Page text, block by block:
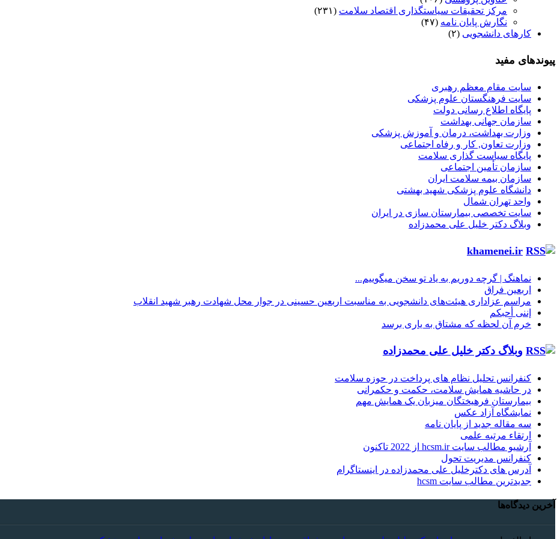
مرکز تحقیقات سیاستگذاری اقتصاد سلامت (۲۳۱)
نگارش پایان نامه (۴۷)
کارهای دانشجویی (۲)
پیوندهای مفید
سایت مقام معظم رهبری
سایت فرهنگستان علوم پزشکی
پایگاه اطلاع رسانی دولت
سازمان جهانی بهداشت
وزارت بهداشت، درمان و آموزش پزشکی
وزارت تعاون, کار و رفاه اجتماعی
پایگاه سیاست گذاری سلامت
سازمان تأمین اجتماعی
سازمان بیمه سلامت ایران
دانشگاه علوم پزشکی شهید بهشتی
واحد تهران شمال
سایت تخصصی بیمارستان سازی در ایران
وبلاگ دکتر خلیل علی محمدزاده
khamenei.ir
نماهنگ |‌ گرچه دوریم به یاد تو سخن میگوییم...
اربعین فراق
مراسم عزاداری هیئت‌های دانشجویی به مناسبت اربعین حسینی در جوار محل شهادت رهبر شهید انقلاب
إننی أحبکم
خرم آن لحظه که مشتاق به یاری برسد
وبلاگ دکتر خلیل علی محمدزاده
کنفرانس تحلیل نظام های پرداخت در حوزه سلامت
در حاشیه همایش سلامت، حکمت و حکمرانی
بیمارستان فرهیختگان میزبان یک همایش مهم
نمایشگاه آزاد عکس
سه مقاله جدید از پایان نامه
ارتقاء مرتبه علمی
آرشیو مطالب سایت hcsm.ir از 2022 تاکنون
کنفرانس مدیریت تحول
آدرس های دکترخلیل علی محمدزاده در اینستاگرام
جدیدترین مطالب سایت hcsm
آخرین دیدگاه‌ها